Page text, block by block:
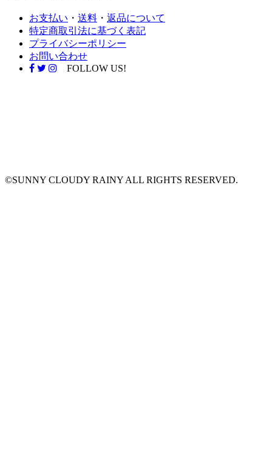
お支払い ・ 送料 ・ 返品について
特定商取引法に基づく表記
プライバシーポリシー
お問い合わせ
FOLLOW US!
©SUNNY CLOUDY RAINY ALL RIGHTS RESERVED.